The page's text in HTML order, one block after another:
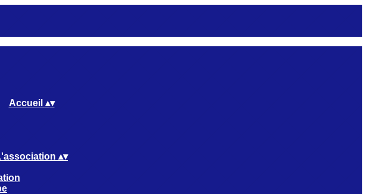
Accueil ▴▾
▴▾